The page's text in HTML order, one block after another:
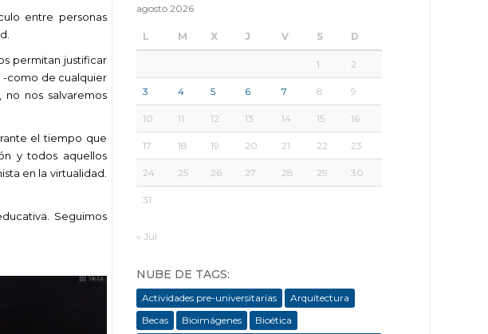
entre personas
permitan justificar
-como de cualquier
nos salvaremos
el tiempo que
y todos aquellos
en la virtualidad.
Seguimos
agosto 2026
L M X J V S D
1 2
3 4 5 6 7 8 9
10 11 12 13 14 15 16
17 18 19 20 21 22 23
24 25 26 27 28 29 30
31
« Jul
NUBE DE TAGS:
Actividades pre-universitarias
Arquitectura
Becas
Bioimágenes
Bioética